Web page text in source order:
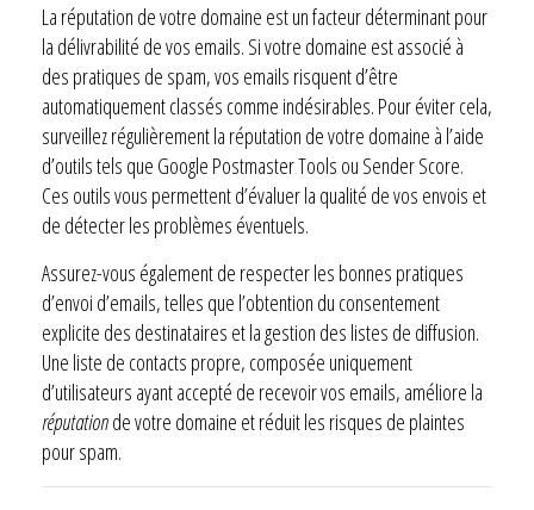
La réputation de votre domaine est un facteur déterminant pour
la délivrabilité de vos emails. Si votre domaine est associé à
des pratiques de spam, vos emails risquent d’être
automatiquement classés comme indésirables. Pour éviter cela,
surveillez régulièrement la réputation de votre domaine à l’aide
d’outils tels que Google Postmaster Tools ou Sender Score.
Ces outils vous permettent d’évaluer la qualité de vos envois et
de détecter les problèmes éventuels.
Assurez-vous également de respecter les bonnes pratiques
d’envoi d’emails, telles que l’obtention du consentement
explicite des destinataires et la gestion des listes de diffusion.
Une liste de contacts propre, composée uniquement
d’utilisateurs ayant accepté de recevoir vos emails, améliore la
réputationde votre domaine et réduit les risques de plaintes
pour spam.